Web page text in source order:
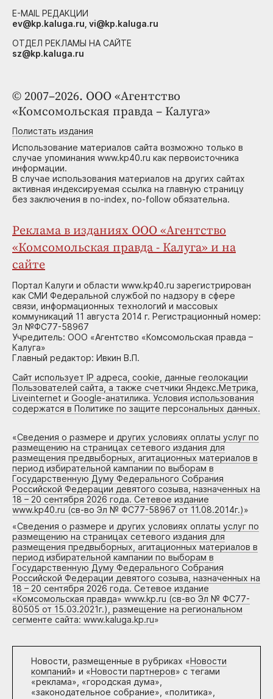
© 2007–2026. ООО «Агентство
«Комсомольская правда – Калуга»
Полистать издания
Использование материалов сайта возможно только в
случае упоминания www.kp40.ru как первоисточника
информации.
В случае использования материалов на других сайтах
активная индексируемая ссылка на главную страницу
без заключения в no-index, no-follow обязательна.
Реклама в изданиях ООО «Агентство
«Комсомольская правда - Калуга» и на
сайте
Портал Калуги и области www.kp40.ru зарегистрирован
как СМИ Федеральной службой по надзору в сфере
связи, информационных технологий и массовых
коммуникаций 11 августа 2014 г. Регистрационный номер:
Эл №ФС77-58967
Учредитель: ООО «Агентство «Комсомольская правда –
Калуга»
Главный редактор: Ивкин В.П.
Сайт использует IP адреса, cookie, данные геолокации
Пользователей сайта, а также счетчики Яндекс.Метрика,
Liveinternet и Google-анатилика. Условия использования
содержатся в Политике по защите персональных данных.
«Сведения о размере и других условиях оплаты услуг по
размещению на страницах сетевого издания для
размещения предвыборных, агитационных материалов в
период избирательной кампании по выборам в
Государственную Думу Федерального Собрания
Российской Федерации девятого созыва, назначенных на
18 – 20 сентября 2026 года. Сетевое издание
www.kp40.ru (св-во Эл № ФС77-58967 от 11.08.2014г.)»
«Сведения о размере и других условиях оплаты услуг по
размещению на страницах сетевого издания для
размещения предвыборных, агитационных материалов в
период избирательной кампании по выборам в
Государственную Думу Федерального Собрания
Российской Федерации девятого созыва, назначенных на
18 – 20 сентября 2026 года. Сетевое издание
«Комсомольская правда» www.kp.ru (св-во Эл № ФС77-
80505 от 15.03.2021г.), размещение на региональном
сегменте сайта: www.kaluga.kp.ru»
Новости, размещенные в рубриках «Новости
компаний» и «Новости партнеров» с тегами
«реклама», «городская дума»,
«законодательное собрание», «политика»,
E-MAIL РЕДАКЦИИ
ev@kp.kaluga.ru, vi@kp.kaluga.ru
ОТДЕЛ РЕКЛАМЫ НА САЙТЕ
sz@kp.kaluga.ru